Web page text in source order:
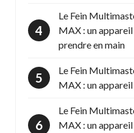
Le Fein
MAX : un
prendre en main
Le Fein
MAX : un
Le Fein
MAX : un